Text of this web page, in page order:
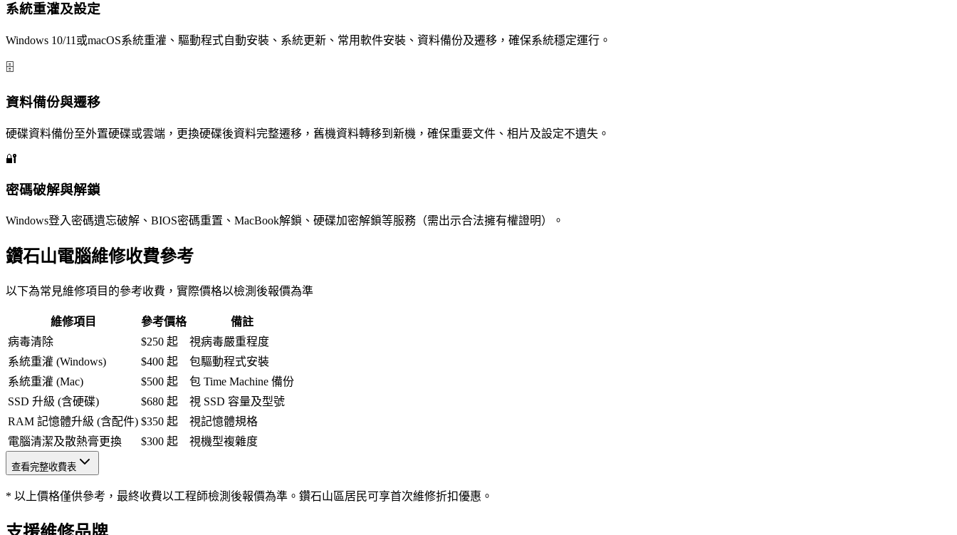
系統重灌及設定
Windows 10/11或macOS系統重灌、驅動程式自動安裝、系統更新、常用軟件安裝、資料備份及遷移，確保系統穩定運行。
🗄️
資料備份與遷移
硬碟資料備份至外置硬碟或雲端，更換硬碟後資料完整遷移，舊機資料轉移到新機，確保重要文件、相片及設定不遺失。
🔐
密碼破解與解鎖
Windows登入密碼遺忘破解、BIOS密碼重置、MacBook解鎖、硬碟加密解鎖等服務（需出示合法擁有權證明）。
鑽石山電腦維修收費參考
以下為常見維修項目的參考收費，實際價格以檢測後報價為準
維修項目 參考價格
備註
病毒清除
$250 起
視病毒嚴重程度
系統重灌 (Windows)
$400 起
包驅動程式安裝
系統重灌 (Mac)
$500 起
包 Time Machine 備份
SSD 升級 (含硬碟)
$680 起
視 SSD 容量及型號
RAM 記憶體升級 (含配件) $350 起
視記憶體規格
電腦清潔及散熱膏更換
$300 起 視機型複雜度
查看完整收費表
* 以上價格僅供參考，最終收費以工程師檢測後報價為準。鑽石山區居民可享首次維修折扣優惠。